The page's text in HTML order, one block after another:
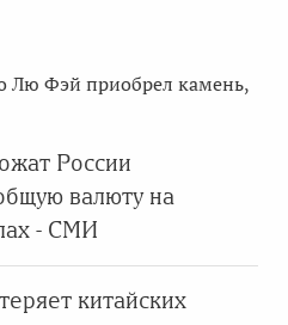
Лю Фэй приобрел камень,
России
валюту на
- СМИ
китайских